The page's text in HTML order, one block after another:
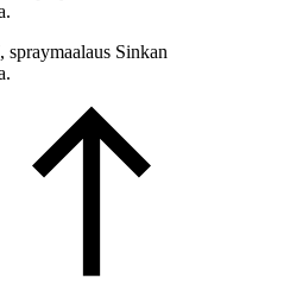
spraymaalaus Sinkan